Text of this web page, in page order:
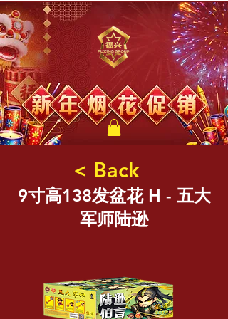
< Back
9寸高138发盆花 H - 五大
军师陆逊